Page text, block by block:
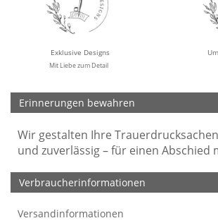
Exklusive Designs
Mit Liebe zum Detail
Erinnerungen bewahren
Wir gestalten Ihre
und zuverlässig – für einen Abschied
Verbraucherinformationen
Versandinformationen
Werbefreie Trauerkarten
Tipps
So bestellen Sie
Preise und Muster
Texte für Trauerkarten
Texte für Kondolenzkarten